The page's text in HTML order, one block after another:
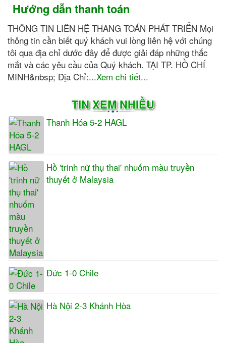
Hướng dẫn thanh toán
THÔNG TIN LIÊN HỆ THANG TOÁN PHÁT TRIỂN Mọi
thông tin cần biết quý khách vui lòng liên hệ với chúng
tôi qua địa chỉ dước đây để được giải đáp những thắc
mắt và các yêu cầu của Quý khách. TẠI TP. HỒ CHÍ
MINH&nbsp; Địa Chỉ:...Xem chi tiết...
TIN XEM NHIỀU
Thanh Hóa 5-2 HAGL
Hồ 'trinh nữ thụ thai' nhuốm màu truyền
thuyết ở Malaysia
Đức 1-0 Chile
Hà Nội 2-3 Khánh Hòa